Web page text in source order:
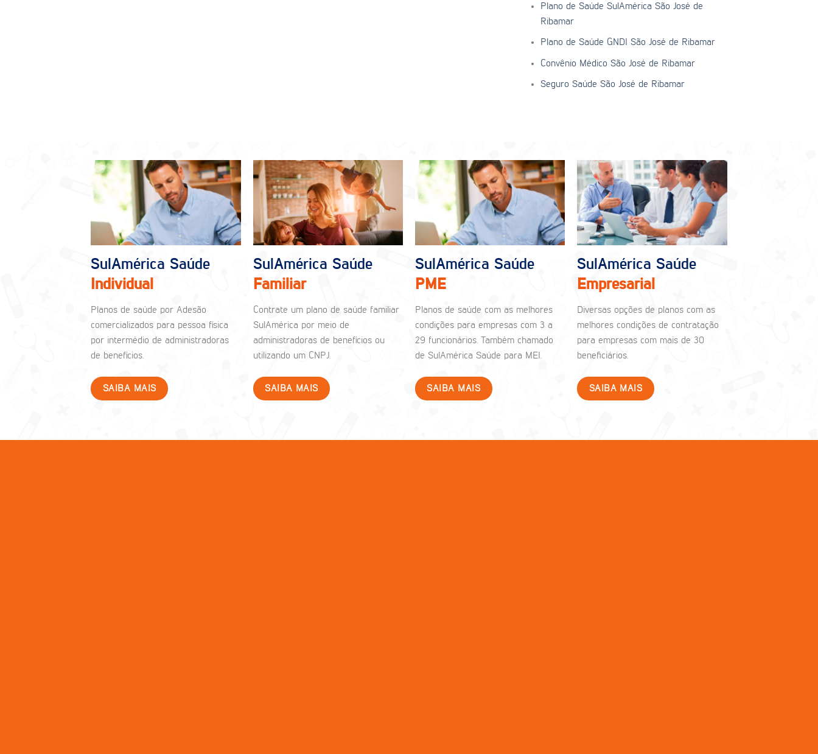
Plano de Saúde SulAmérica São José de
Ribamar
Plano de Saúde GNDI São José de Ribamar
Convênio Médico São José de Ribamar
Seguro Saúde São José de Ribamar
SulAmérica Saúde
Individual
Planos de saúde por Adesão
comercializados para pessoa física
por intermédio de administradoras
de benefícios.
SAIBA MAIS
SulAmérica Saúde
Familiar
Contrate um plano de saúde familiar
SulAmérica por meio de
administradoras de benefícios ou
utilizando um CNPJ.
SAIBA MAIS
SulAmérica Saúde
PME
Planos de saúde com as melhores
condições para empresas com 3 a
29 funcionários. Também chamado
de SulAmérica Saúde para MEI.
SAIBA MAIS
SulAmérica Saúde
Empresarial
Diversas opções de planos com as
melhores condições de contratação
para empresas com mais de 30
beneficiários.
SAIBA MAIS